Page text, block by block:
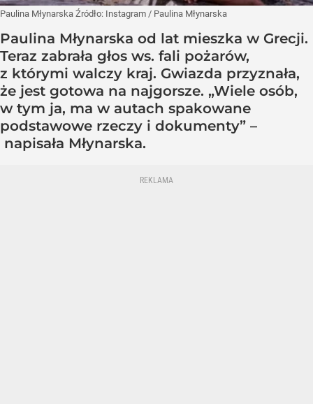
Paulina Młynarska Źródło: Instagram / Paulina Młynarska
Paulina Młynarska od lat mieszka w Grecji.
Teraz zabrała głos ws. fali pożarów,
z którymi walczy kraj. Gwiazda przyznała,
że jest gotowa na najgorsze. „Wiele osób,
w tym ja, ma w autach spakowane
podstawowe rzeczy i dokumenty” –
napisała Młynarska.